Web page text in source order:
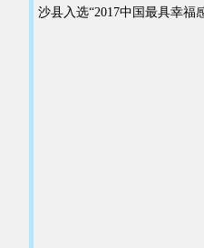
沙县入选“2017中国最具幸福